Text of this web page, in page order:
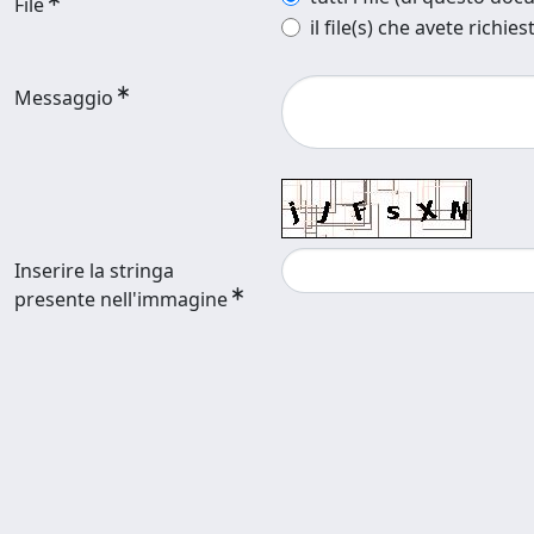
il file(s) che avete
Messaggio
Inserire la stringa
presente nell'immagine